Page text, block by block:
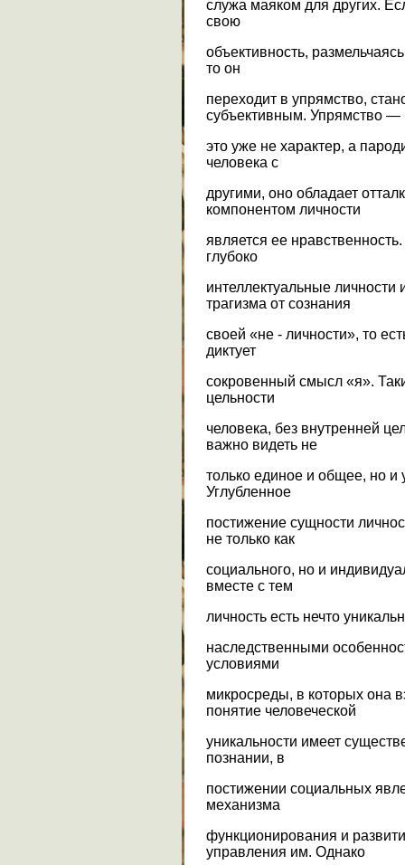
служа маяком для других.
свою
объективность,
то он
переходит в упрямство,
субъективным. Упрямство —
это уже не характер, а
человека с
другими, оно обладает
компонентом личности
является ее
глубоко
интеллектуальные
трагизма от сознания
своей «не - личности», то
диктует
сокровенный смысл «я».
цельности
человека, без внутренней
важно видеть не
только единое и общее, но и
Углубленное
постижение сущности
не только как
социального, но и
вместе с тем
личность есть нечто
наследственными
условиями
микросреды, в которых она
понятие человеческой
уникальности имеет
познании, в
постижении социальных
механизма
функционирования и
управления им. Однако